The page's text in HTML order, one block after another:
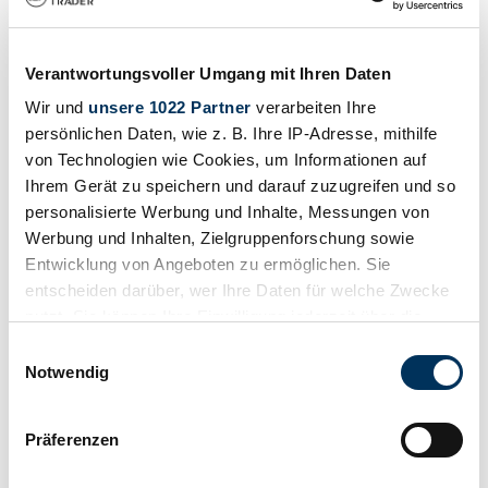
Verantwortungsvoller Umgang mit Ihren Daten
Wir und unsere 1022 Partner verarbeiten Ihre
persönlichen Daten, wie z. B. Ihre IP-Adresse, mithilfe
von Technologien wie Cookies, um Informationen auf
Ihrem Gerät zu speichern und darauf zuzugreifen und so
personalisierte Werbung und Inhalte, Messungen von
Werbung und Inhalten, Zielgruppenforschung sowie
Entwicklung von Angeboten zu ermöglichen. Sie
entscheiden darüber, wer Ihre Daten für welche Zwecke
Trigger Symbol ändern oder widerrufen
Informationen über Ihre geografische Lage
Notwendig
Präferenzen
Freightliner Custom
Preis auf Anfragevor 5 Jahren
Händler